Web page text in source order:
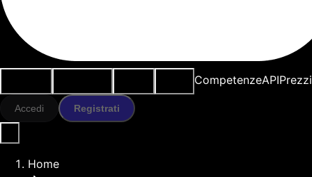
CompetenzeAPIPrezzi
Accedi Registrati
Home